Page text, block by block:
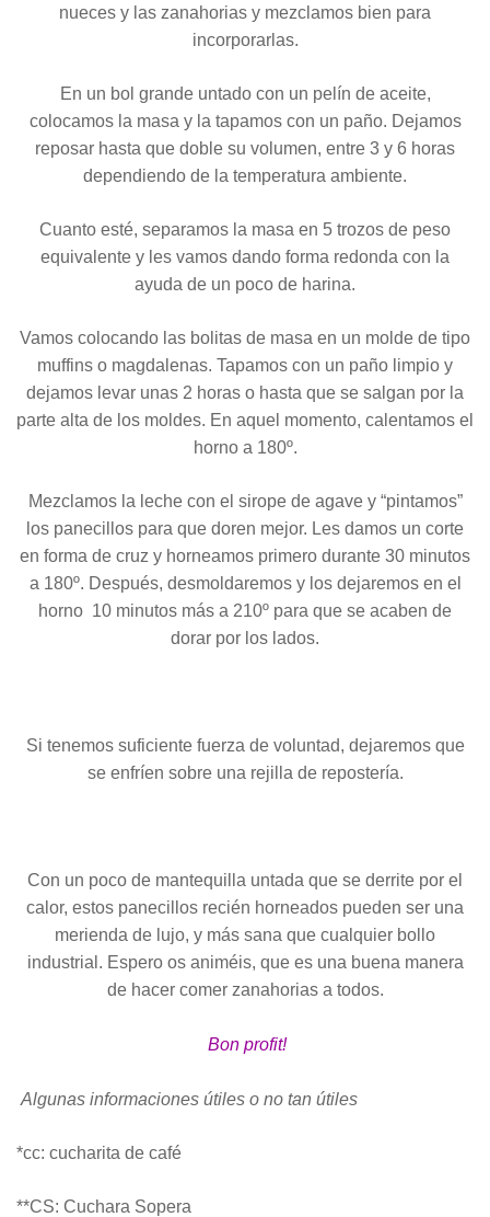
nueces y las zanahorias y mezclamos bien para
incorporarlas.
En un bol grande untado con un pelín de aceite,
colocamos la masa y la tapamos con un paño. Dejamos
reposar hasta que doble su volumen, entre 3 y 6 horas
dependiendo de la temperatura ambiente.
Cuanto esté, separamos la masa en 5 trozos de peso
equivalente y les vamos dando forma redonda con la
ayuda de un poco de harina.
Vamos colocando las bolitas de masa en un molde de tipo
muffins o magdalenas. Tapamos con un paño limpio y
dejamos levar unas 2 horas o hasta que se salgan por la
parte alta de los moldes. En aquel momento, calentamos el
horno a 180º.
Mezclamos la leche con el sirope de agave y “pintamos”
los panecillos para que doren mejor. Les damos un corte
en forma de cruz y horneamos primero durante 30 minutos
a 180º. Después, desmoldaremos y los dejaremos en el
horno 10 minutos más a 210º para que se acaben de
dorar por los lados.
Si tenemos suficiente fuerza de voluntad, dejaremos que
se enfríen sobre una rejilla de repostería.
Con un poco de mantequilla untada que se derrite por el
calor, estos panecillos recién horneados pueden ser una
merienda de lujo, y más sana que cualquier bollo
industrial. Espero os animéis, que es una buena manera
de hacer comer zanahorias a todos.
Bon profit!
Algunas informaciones útiles o no tan útiles
*cc: cucharita de café
**CS: Cuchara Sopera